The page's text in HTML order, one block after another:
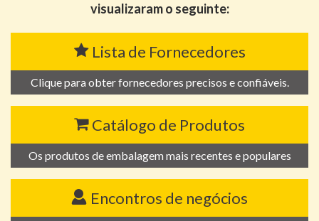
visualizaram o seguinte:
Lista de Fornecedores
Clique para obter fornecedores precisos e confiáveis.
Catálogo de Produtos
Os produtos de embalagem mais recentes e populares
Encontros de negócios